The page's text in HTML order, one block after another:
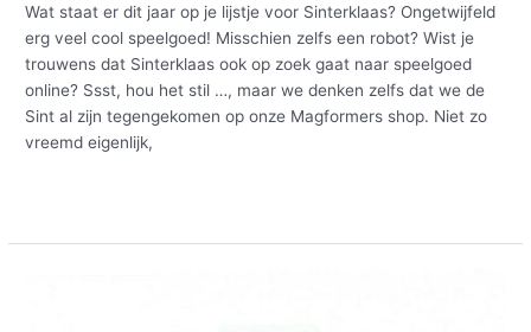
Wat staat er dit jaar op je lijstje voor Sinterklaas? Ongetwijfeld
erg veel cool speelgoed! Misschien zelfs een robot? Wist je
trouwens dat Sinterklaas ook op zoek gaat naar speelgoed
online? Ssst, hou het stil …, maar we denken zelfs dat we de
Sint al zijn tegengekomen op onze Magformers shop. Niet zo
vreemd eigenlijk,